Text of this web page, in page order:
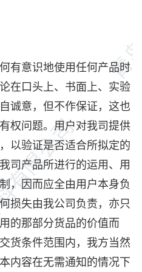
意识地使用任何产品时
在口头上、书面上、实验
诚意，但不作保证，这也
权问题。用户对我司提供
以验证是否适合所拟定的
司产品所进行的运用、用
，因而应全由用户本身负
损失由我公司负责，亦只
的那部分货品的价值而
货条件范围内，我方当然
内容在无需通知的情况下